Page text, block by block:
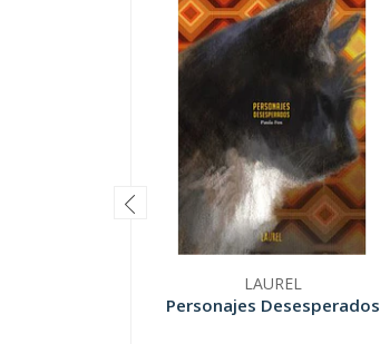
LAUREL
Personajes Desesperados